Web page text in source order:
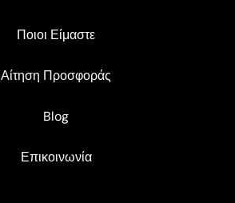
Ποιοι Είμαστε
Αίτηση Προσφοράς
Blog
Επικοινωνία